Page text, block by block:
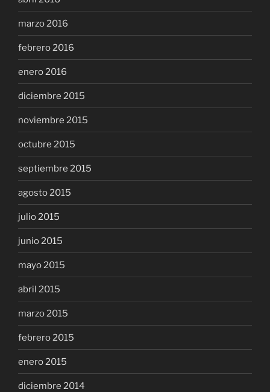
marzo 2016
febrero 2016
enero 2016
diciembre 2015
noviembre 2015
octubre 2015
septiembre 2015
agosto 2015
julio 2015
junio 2015
mayo 2015
abril 2015
marzo 2015
febrero 2015
enero 2015
diciembre 2014